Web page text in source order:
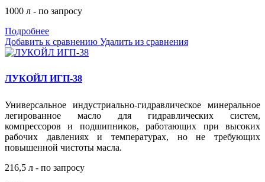
1000 л - по запросу
Подробнее
Добавить к сравнению Удалить из сравнения
ЛУКОЙЛ ИГП-38
Универсальное индустриально-гидравлическое минеральное
легированное масло для гидравлических систем,
компрессоров и подшипников, работающих при высоких
рабочих давлениях и температурах, но не требующих
повышенной чистоты масла.
216,5 л - по запросу